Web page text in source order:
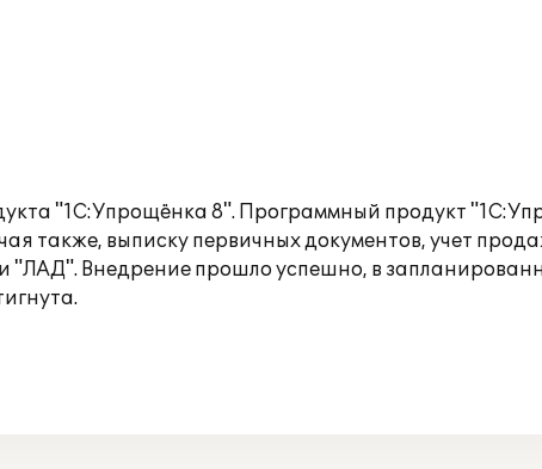
"1С:Упрощёнка 8". Программный продукт
также, выписку первичных документов, учет
Внедрение прошло успешно, в